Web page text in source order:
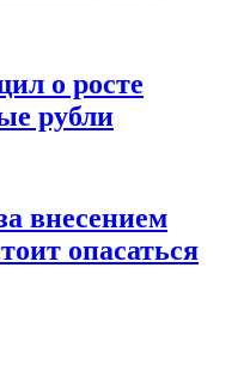
о росте
рубли
внесением
опасаться